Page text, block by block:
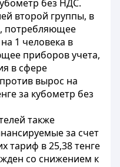
без НДС.
второй группы, в
потребляющее
1 человека в
приборов учета,
в сфере
вырос на
за кубометр без
также
за счет
тариф в 25,38 тенге
со снижением к